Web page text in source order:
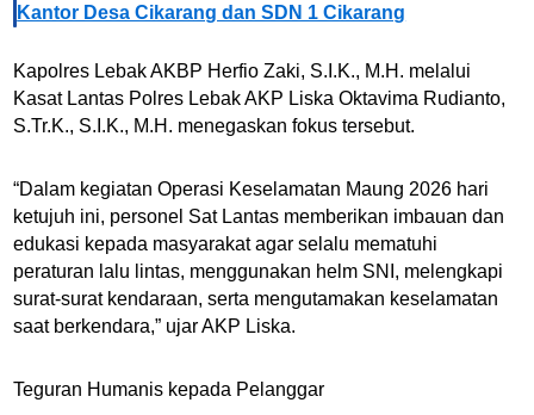
Kantor Desa Cikarang dan SDN 1 Cikarang
Kapolres Lebak AKBP Herfio Zaki, S.I.K., M.H. melalui
Kasat Lantas Polres Lebak AKP Liska Oktavima Rudianto,
S.Tr.K., S.I.K., M.H. menegaskan fokus tersebut.
“Dalam kegiatan Operasi Keselamatan Maung 2026 hari
ketujuh ini, personel Sat Lantas memberikan imbauan dan
edukasi kepada masyarakat agar selalu mematuhi
peraturan lalu lintas, menggunakan helm SNI, melengkapi
surat-surat kendaraan, serta mengutamakan keselamatan
saat berkendara,” ujar AKP Liska.
Teguran Humanis kepada Pelanggar